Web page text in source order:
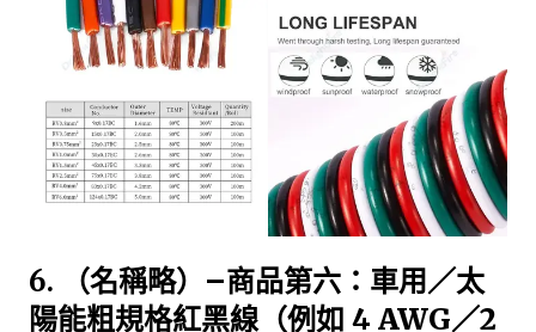
6.
（名稱略）–商品第六：車用／太
陽能粗規格紅黑線（例如 4 AWG／2